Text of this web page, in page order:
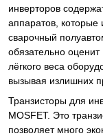
инверторов
аппаратов, которые
сварочный
обязательно
лёгкого веса
вызывая излишних
Транзисторы для
MOSFET. Это
позволяет много